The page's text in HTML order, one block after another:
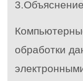
обработки